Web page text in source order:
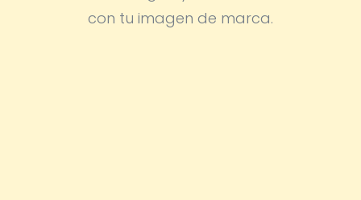
con tu imagen de marca.